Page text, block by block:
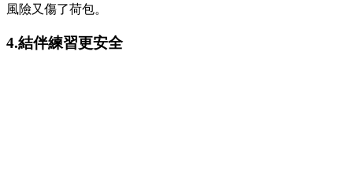
風險又傷了荷包。
4.結伴練習更安全